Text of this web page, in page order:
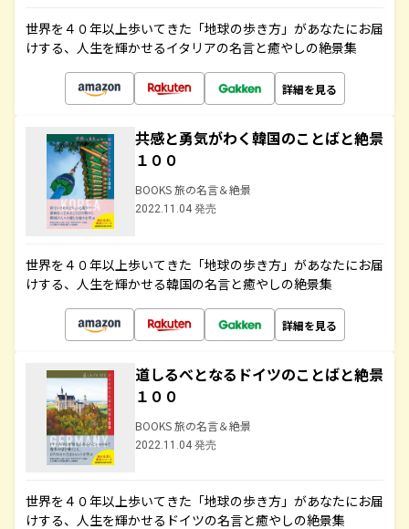
世界を４０年以上歩いてきた「地球の歩き方」があなたにお届
けする、人生を輝かせるイタリアの名言と癒やしの絶景集
詳細を見る
共感と勇気がわく韓国のことばと絶景
１００
BOOKS 旅の名言＆絶景
2022.11.04 発売
世界を４０年以上歩いてきた「地球の歩き方」があなたにお届
けする、人生を輝かせる韓国の名言と癒やしの絶景集
詳細を見る
道しるべとなるドイツのことばと絶景
１００
BOOKS 旅の名言＆絶景
2022.11.04 発売
世界を４０年以上歩いてきた「地球の歩き方」があなたにお届
けする、人生を輝かせるドイツの名言と癒やしの絶景集